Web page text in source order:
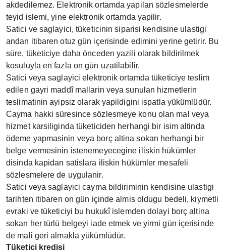
akdedilemez. Elektronik ortamda yapilan sözlesmelerde
teyid islemi, yine elektronik ortamda yapilir.
Satici ve saglayici, tüketicinin siparisi kendisine ulastigi
andan itibaren otuz gün içerisinde edimini yerine getirir. Bu
süre, tüketiciye daha önceden yazili olarak bildirilmek
kosuluyla en fazla on gün uzatilabilir.
Satici veya saglayici elektronik ortamda tüketiciye teslim
edilen gayri maddî mallarin veya sunulan hizmetlerin
teslimatinin ayipsiz olarak yapildigini ispatla yükümlüdür.
Cayma hakki süresince sözlesmeye konu olan mal veya
hizmet karsiliginda tüketiciden herhangi bir isim altinda
ödeme yapmasinin veya borç altina sokan herhangi bir
belge vermesinin istenemeyecegine iliskin hükümler
disinda kapidan satislara iliskin hükümler mesafeli
sözlesmelere de uygulanir.
Satici veya saglayici cayma bildiriminin kendisine ulastigi
tarihten itibaren on gün içinde almis oldugu bedeli, kiymetli
evraki ve tüketiciyi bu hukukî islemden dolayi borç altina
sokan her türlü belgeyi iade etmek ve yirmi gün içerisinde
de mali geri almakla yükümlüdür.
Tüketici kredisi